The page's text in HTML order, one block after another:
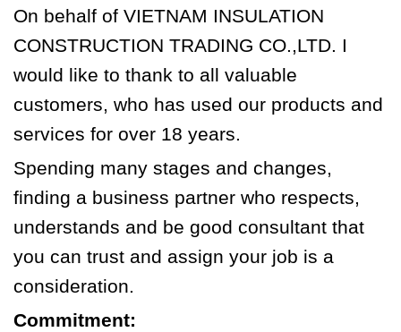
On behalf of VIETNAM INSULATION
CONSTRUCTION TRADING CO.,LTD. I
would like to thank to all valuable
customers, who has used our products and
services for over 18 years.
Spending many stages and changes,
finding a business partner who respects,
understands and be good consultant that
you can trust and assign your job is a
consideration.
Commitment: